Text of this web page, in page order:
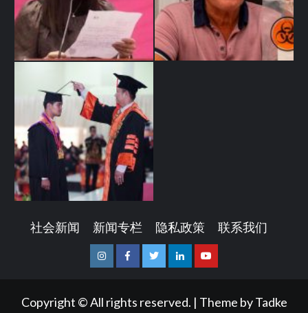
社会新闻 新闻专栏 隐私政策 联系我们
InstagramFacebookTwitterLinkedinYoutube
Copyright © All rights reserved. | Theme byTadke